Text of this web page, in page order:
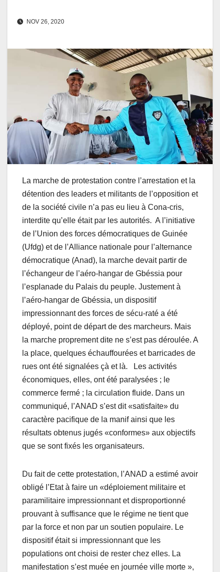
NOV 26, 2020
La marche de protestation contre l’arrestation et la
détention des leaders et militants de l’opposition et
de la société civile n’a pas eu lieu à Cona-cris,
interdite qu’elle était par les autorités. A l’initiative
de l’Union des forces démocratiques de Guinée
(Ufdg) et de l’Alliance nationale pour l’alternance
démocratique (Anad), la marche devait partir de
l’échangeur de l’aéro-hangar de Gbéssia pour
l’esplanade du Palais du peuple. Justement à
l’aéro-hangar de Gbéssia, un dispositif
impressionnant des forces de sécu-raté a été
déployé, point de départ de des marcheurs. Mais
la marche proprement dite ne s’est pas déroulée. A
la place, quelques échauffourées et barricades de
rues ont été signalées çà et là. Les activités
économiques, elles, ont été paralysées ; le
commerce fermé ; la circulation fluide. Dans un
communiqué, l’ANAD s’est dit «satisfaite» du
caractère pacifique de la manif ainsi que les
résultats obtenus jugés «conformes» aux objectifs
que se sont fixés les organisateurs.
Du fait de cette protestation, l’ANAD a estimé avoir
obligé l’Etat à faire un «déploiement militaire et
paramilitaire impressionnant et disproportionné
prouvant à suffisance que le régime ne tient que
par la force et non par un soutien populaire. Le
dispositif était si impressionnant que les
populations ont choisi de rester chez elles. La
manifestation s’est muée en journée ville morte »,